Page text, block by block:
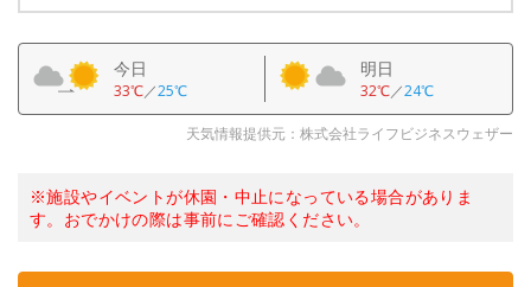
今日
33℃／25℃
明日
32℃／24℃
天気情報提供元：株式会社ライフビジネスウェザー
※施設やイベントが休園・中止になっている場合がありま
す。おでかけの際は事前にご確認ください。